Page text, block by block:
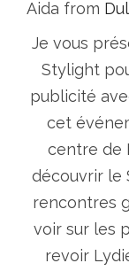
Aida from
Je vous
Stylight
publicité
cet
centre de
découvrir le
rencontres
voir sur les
revoir